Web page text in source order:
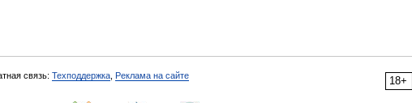
18+
связь: Техподдержка Реклама на сайте